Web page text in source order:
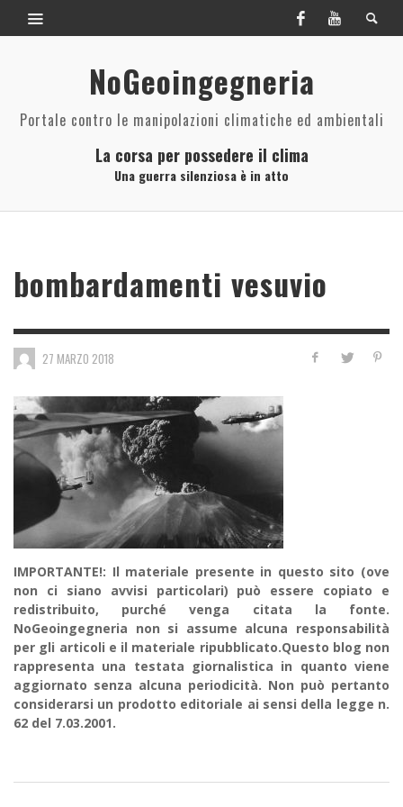
NoGeoingegneria
Portale contro le manipolazioni climatiche ed ambientali
La corsa per possedere il clima
Una guerra silenziosa è in atto
bombardamenti vesuvio
27 MARZO 2018
IMPORTANTE!: Il materiale presente in questo sito (ove
non ci siano avvisi particolari) può essere copiato e
redistribuito, purché venga citata la fonte.
NoGeoingegneria non si assume alcuna responsabilità
per gli articoli e il materiale ripubblicato.Questo blog non
rappresenta una testata giornalistica in quanto viene
aggiornato senza alcuna periodicità. Non può pertanto
considerarsi un prodotto editoriale ai sensi della legge n.
62 del 7.03.2001.